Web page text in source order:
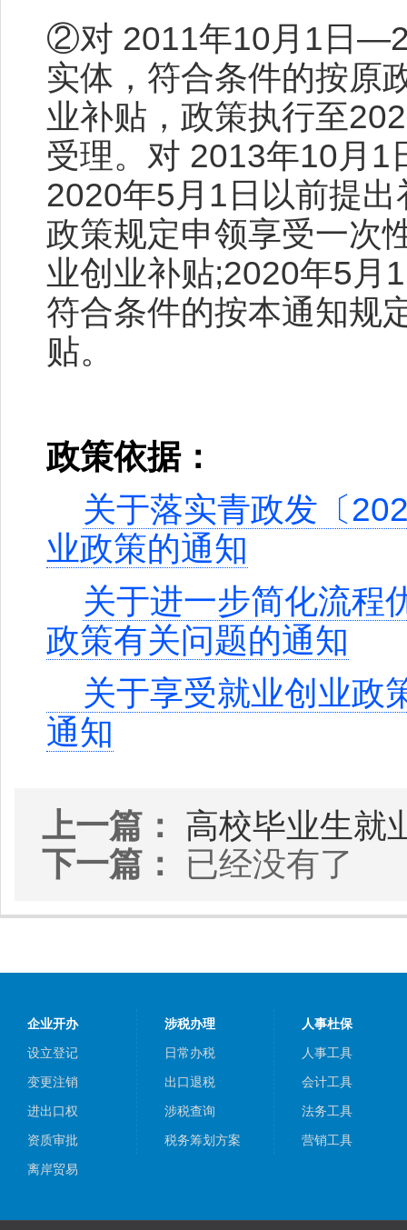
②对 2011年10月1日
实体，符合条件的按原
业补贴，政策执行至
受理。对 2013年10月1
2020年5月1日以前提
政策规定申领享受一次
业创业补贴;2020年5月
符合条件的按本通知规
贴。
政策依据：
关于落实青政发〔
业政策的通知
关于进一步简化流程
政策有关问题的通知
关于享受就业创业政
通知
上一篇：
高校毕业生就
下一篇：
已经没有了
企业开办
设立登记
变更注销
进出口权
资质审批
离岸贸易
涉税办理
日常办税
出口退税
涉税查询
税务筹划方案
人事杜保
人事工具
会计工具
法务工具
营销工具